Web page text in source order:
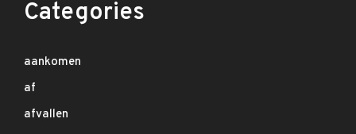
Categories
aankomen
af
afvallen